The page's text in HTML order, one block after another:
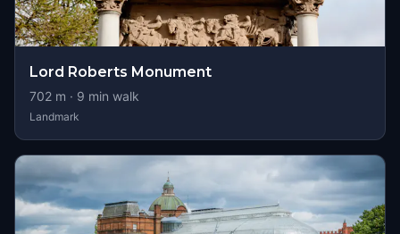
Lord Roberts Monument
702 m · 9 min walk
Landmark